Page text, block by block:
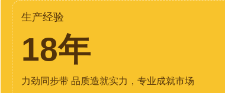
生产经验
18年
力劲同步带 品质造就实力，专业成就市场